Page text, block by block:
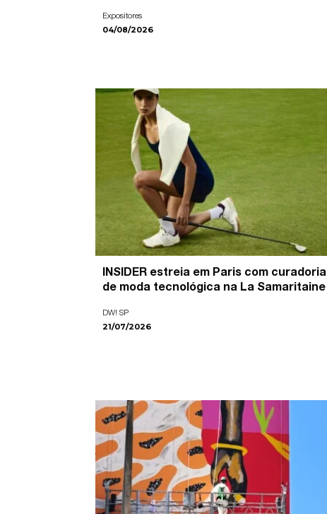
Expositores
04/08/2026
INSIDER estreia em Paris com curadoria
de moda tecnológica na La Samaritaine
DW! SP
21/07/2026